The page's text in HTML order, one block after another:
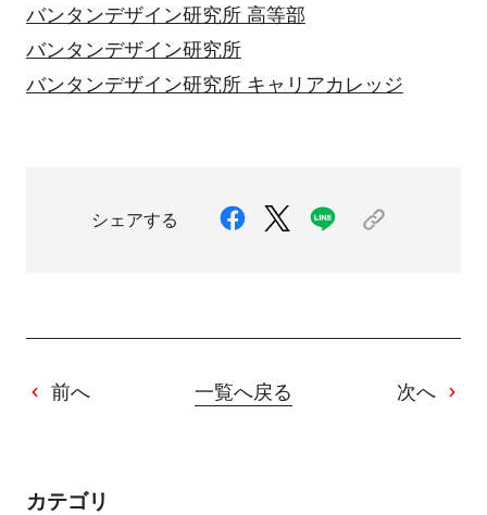
バンタンデザイン研究所 高等部
バンタンデザイン研究所
バンタンデザイン研究所 キャリアカレッジ
シェアする
前へ 一覧へ戻る 次へ
カテゴリ